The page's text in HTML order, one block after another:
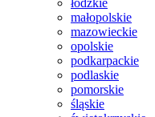
łódzkie
małopolskie
mazowieckie
opolskie
podkarpackie
podlaskie
pomorskie
śląskie